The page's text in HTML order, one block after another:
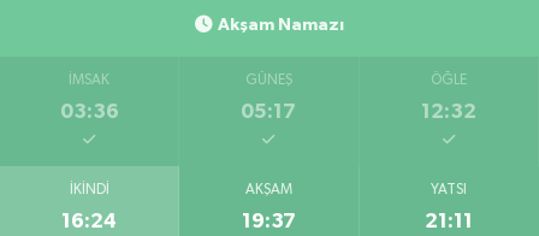
Akşam Namazı
İMSAK
03:36
GÜNEŞ
05:17
ÖĞLE
12:32
İKINDI
16:24
AKŞAM
19:37
YATSI
21:11